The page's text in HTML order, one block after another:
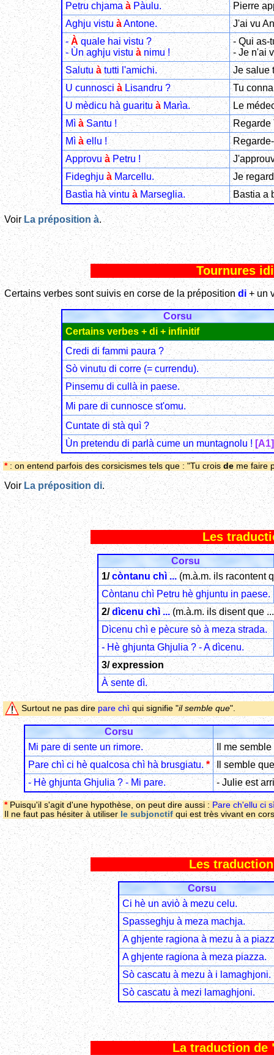
Petru chjamaàPàulu.
Pierre
Aghju vistuàAntone.
J'ai vu
-À quale hai vistu ?
- Ùn aghju vistu à nimu !
- Qui as-
- Je n'ai
Salutuàtutti l'amichi.
Je salue
U cunnoscià Lisandru ?
Tu
U mèdicu hà guarituà Marìa.
Le
MìàSantu !
Regarde
Mì àellu !
ApprovuàPetru !
Fideghju àMarcellu.
Je
Bastìa hà vintu à Marseglia. Bastia a
VoirLa préposition à.
Tournures
Certains verbes sont suivis en corse de la préposition di + un
Corsu
Certains verbes + di + infinitif
Credi di fammi paura ?
Sò vinutu di corre (= currendu).
Pinsemu di cullà in paese.
Mi pare di cunnosce st'omu.
Cuntate di stà quì ?
Ùn pretendu di parlà cume un muntagnolu ! [A1]
*: on entend parfois des corsicismes tels que : "Tu crois de me faire
Voir La préposition di.
Les
Corsu
1/còntanu chì ... (m.à.m. ils racontent
Còntanu chì Petru hè ghjuntu in paese.
2/dìcenu chì ... (m.à.m. ils disent que
Dìcenu chì e pècure sò à meza strada.
- Hè ghjunta Ghjulia ? - A dìcenu.
3/ expression
À sente dì.
Surtout ne pas dire pare chì qui signifie "il semble que".
Corsu
Mi pare di sente un rimore.
Il me
Pare chì ci hè qualcosa chì hà brusgiatu. *
Il semble
- Hè ghjunta Ghjulia ? - Mi pare.
- Julie est
*Puisqu'il s'agit d'une hypothèse, on peut dire aussi : Pare ch'ellu ci
Il ne faut pas hésiter à utiliser le subjonctif qui est très vivant en
Les
Corsu
Ci hè un aviò à mezu celu.
Spasseghju à meza machja.
A ghjente ragiona à mezu à a
A ghjente ragiona à meza piazza.
Sò cascatu à mezu à i lamaghjoni.
Sò cascatu à mezi lamaghjoni.
La traduction de